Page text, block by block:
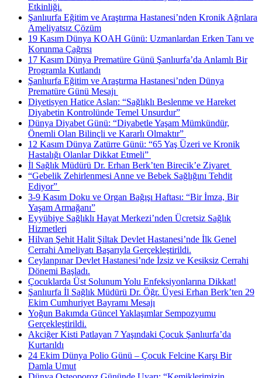
Etkinliği.
Şanlıurfa Eğitim ve Araştırma Hastanesi’nden Kronik Ağrılara
Ameliyatsız Çözüm
19 Kasım Dünya KOAH Günü: Uzmanlardan Erken Tanı ve
Korunma Çağrısı
17 Kasım Dünya Prematüre Günü Şanlıurfa’da Anlamlı Bir
Programla Kutlandı
Şanlıurfa Eğitim ve Araştırma Hastanesi’nden Dünya
Prematüre Günü Mesajı ​
Diyetisyen Hatice Aslan: “Sağlıklı Beslenme ve Hareket
Diyabetin Kontrolünde Temel Unsurdur”
Dünya Diyabet Günü: “Diyabetle Yaşam Mümkündür,
Önemli Olan Bilinçli ve Kararlı Olmaktır” ​
12 Kasım Dünya Zatürre Günü: “65 Yaş Üzeri ve Kronik
Hastalığı Olanlar Dikkat Etmeli” ​
İl Sağlık Müdürü Dr. Erhan Berk’ten Birecik’e Ziyaret ​
“Gebelik Zehirlenmesi Anne ve Bebek Sağlığını Tehdit
Ediyor” ​
3-9 Kasım Doku ve Organ Bağışı Haftası: “Bir İmza, Bir
Yaşam Armağanı”
Eyyübiye Sağlıklı Hayat Merkezi’nden Ücretsiz Sağlık
Hizmetleri
Hilvan Şehit Halit Şiltak Devlet Hastanesi’nde İlk Genel
Cerrahi Ameliyatı Başarıyla Gerçekleştirildi.
Ceylanpınar Devlet Hastanesi’nde İzsiz ve Kesiksiz Cerrahi
Dönemi Başladı.
Çocuklarda Üst Solunum Yolu Enfeksiyonlarına Dikkat!
Şanlıurfa İl Sağlık Müdürü Dr. Öğr. Üyesi Erhan Berk’ten 29
Ekim Cumhuriyet Bayramı Mesajı
Yoğun Bakımda Güncel Yaklaşımlar Sempozyumu
Gerçekleştirildi.
Akciğer Kisti Patlayan 7 Yaşındaki Çocuk Şanlıurfa’da
Kurtarıldı
24 Ekim Dünya Polio Günü – Çocuk Felcine Karşı Bir
Damla Umut